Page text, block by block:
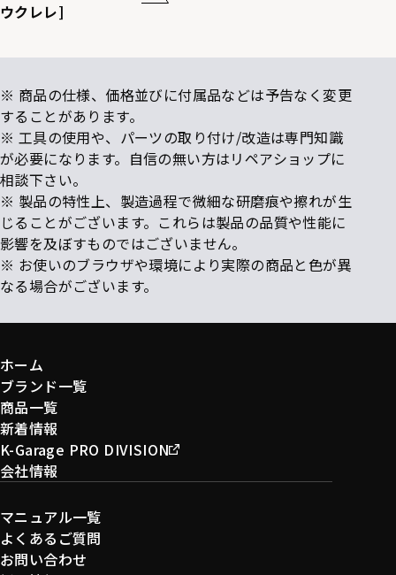
ウクレレ]
※ 商品の仕様、価格並びに付属品などは予告なく変更
することがあります。
※ 工具の使用や、パーツの取り付け/改造は専門知識
が必要になります。自信の無い方はリペアショップに
相談下さい。
※ 製品の特性上、製造過程で微細な研磨痕や擦れが生
じることがございます。これらは製品の品質や性能に
影響を及ぼすものではございません。
※ お使いのブラウザや環境により実際の商品と色が異
なる場合がございます。
ホーム
ブランド一覧
商品一覧
新着情報
K-Garage PRO DIVISION
会社情報
マニュアル一覧
よくあるご質問
お問い合わせ